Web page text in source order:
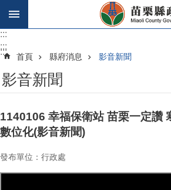
跳到主要內容區塊
:::
:::
::: 首頁 縣府消息 影音新聞
影音新聞
1140106 幸福保衛站 苗栗一定讚
數位化(影音新聞)
發布單位：行政處